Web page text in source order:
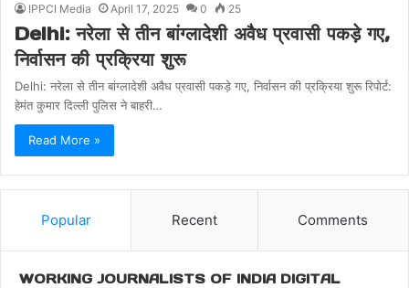
IPPCI Media April 17, 2025 0 25
Delhi: नरेला से तीन बांग्लादेशी अवैध प्रवासी पकड़े गए,
निर्वासन की प्रक्रिया शुरू
Delhi: नरेला से तीन बांग्लादेशी अवैध प्रवासी पकड़े गए, निर्वासन की प्रक्रिया शुरू रिपोर्ट:
हेमंत कुमार दिल्ली पुलिस ने बाहरी…
Read More »
Popular Recent Comments
WORKING JOURNALISTS OF INDIA DIGITAL